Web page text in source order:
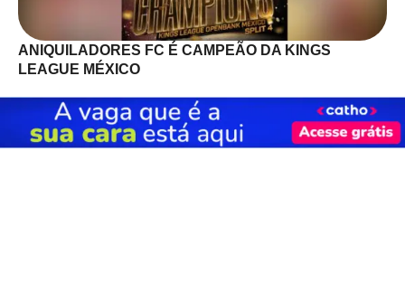
ANIQUILADORES FC É CAMPEÃO DA KINGS
LEAGUE MÉXICO